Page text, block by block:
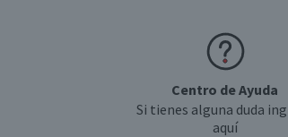
Centro de Ayuda
Si tienes alguna duda
aquí